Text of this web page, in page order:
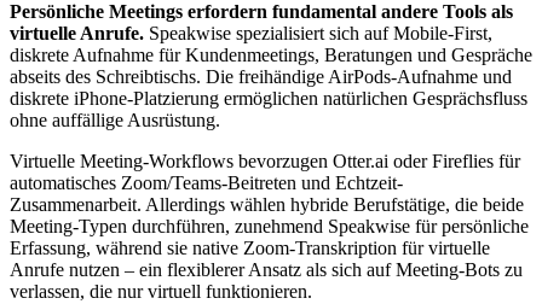
Persönliche Meetings erfordern fundamental andere Tools als
virtuelle Anrufe. Speakwise spezialisiert sich auf Mobile-First,
diskrete Aufnahme für Kundenmeetings, Beratungen und Gespräche
abseits des Schreibtischs. Die freihändige AirPods-Aufnahme und
diskrete iPhone-Platzierung ermöglichen natürlichen Gesprächsfluss
ohne auffällige Ausrüstung.
Virtuelle Meeting-Workflows bevorzugen Otter.ai oder Fireflies für
automatisches Zoom/Teams-Beitreten und Echtzeit-
Zusammenarbeit. Allerdings wählen hybride Berufstätige, die beide
Meeting-Typen durchführen, zunehmend Speakwise für persönliche
Erfassung, während sie native Zoom-Transkription für virtuelle
Anrufe nutzen – ein flexiblerer Ansatz als sich auf Meeting-Bots zu
verlassen, die nur virtuell funktionieren.